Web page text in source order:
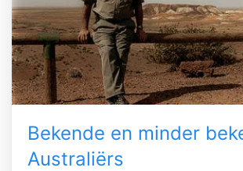
Bekende en minder
Australiërs